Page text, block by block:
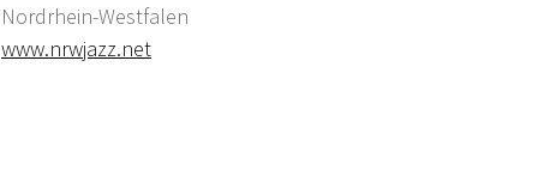
Nordrhein-Westfalen
www.nrwjazz.net